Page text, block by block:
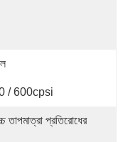
/ 600cpsi
তাপমাত্রা প্রতিরোধের